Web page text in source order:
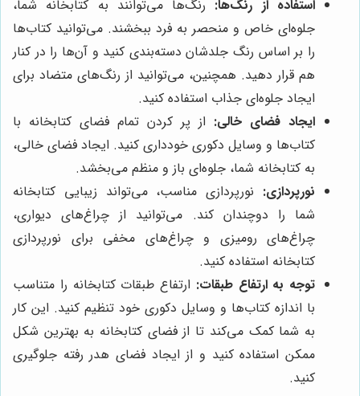
استفاده از رنگ‌ها: رنگ‌ها می‌توانند به کتابخانه شما،
جلوه‌ای خاص و منحصر به فرد ببخشند. می‌توانید کتاب‌ها
را بر اساس رنگ جلدشان دسته‌بندی کنید و آن‌ها را در کنار
هم قرار دهید. همچنین، می‌توانید از رنگ‌های متضاد برای
ایجاد جلوه‌ای جذاب استفاده کنید.
ایجاد فضای خالی: از پر کردن تمام فضای کتابخانه با
کتاب‌ها و وسایل دکوری خودداری کنید. ایجاد فضای خالی،
به کتابخانه شما، جلوه‌ای باز و منظم می‌بخشد.
نورپردازی: نورپردازی مناسب، می‌تواند زیبایی کتابخانه
شما را دوچندان کند. می‌توانید از چراغ‌های دیواری،
چراغ‌های رومیزی و چراغ‌های مخفی برای نورپردازی
کتابخانه استفاده کنید.
توجه به ارتفاع طبقات: ارتفاع طبقات کتابخانه را متناسب
با اندازه کتاب‌ها و وسایل دکوری خود تنظیم کنید. این کار
به شما کمک می‌کند تا از فضای کتابخانه به بهترین شکل
ممکن استفاده کنید و از ایجاد فضای هدر رفته جلوگیری
کنید.